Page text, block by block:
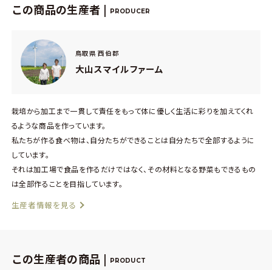
この商品の生産者 | PRODUCER
鳥取県 西伯郡
大山スマイルファーム
栽培から加工まで一貫して責任をもって体に優しく生活に彩りを加えてくれ
るような商品を作っています。
私たちが作る食べ物は、自分たちができることは自分たちで全部するように
しています。
それは加工場で食品を作るだけではなく、その材料となる野菜もできるもの
は全部作ることを目指しています。
生産者情報を見る
この生産者の商品 | PRODUCT